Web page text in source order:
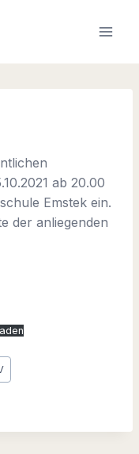
ab 20.00
Emstek ein.
der anliegenden